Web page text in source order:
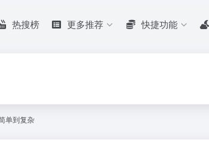
热搜榜 更多推荐 快捷功能
单到复杂